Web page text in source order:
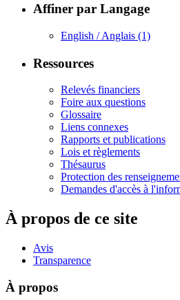
Affiner par Langage
English / Anglais (1)
Ressources
Relevés financiers
Foire aux questions
Glossaire
Liens connexes
Rapports et publications
Lois et règlements
Thésaurus
Protection des
Demandes d'accès à
À propos de ce site
Avis
Transparence
À propos